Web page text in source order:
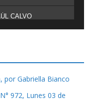
CALVO
por Gabriella Bianco
972, Lunes 03 de